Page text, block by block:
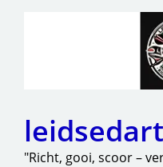
"Richt, gooi, scoor –